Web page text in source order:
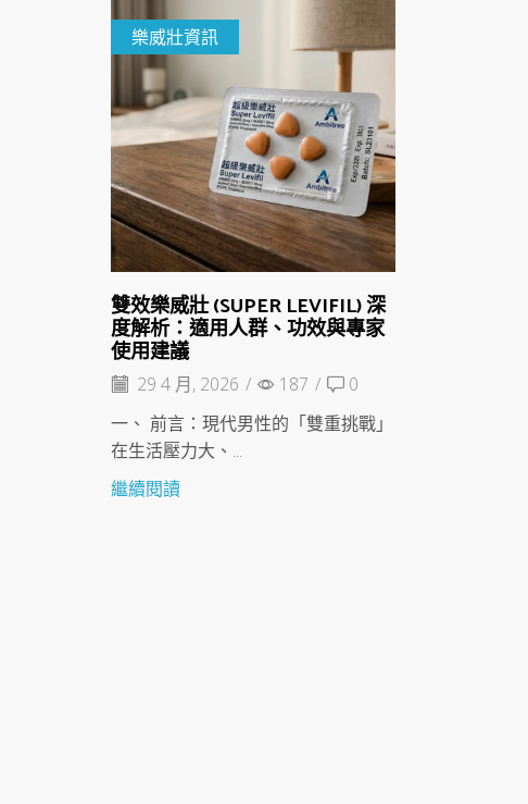
樂威壯資訊
雙效樂威壯 (SUPER LEVIFIL) 深
度解析：適用人群、功效與專家
使用建議
29 4 月, 2026 / 187 /
0
一、 前言：現代男性的「雙重挑戰」
在生活壓力大、...
繼續閱讀